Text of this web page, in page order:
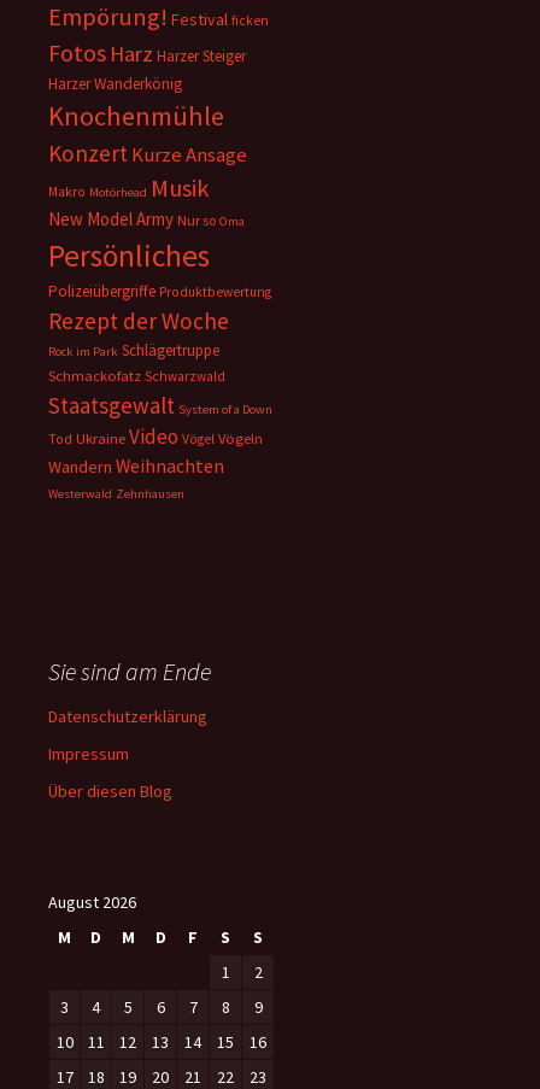
Empörung! Festival ficken
Fotos Harz Harzer Steiger
Harzer Wanderkönig
Knochenmühle
KonzertKurze Ansage
Makro Motörhead Musik
New Model Army Nur so Oma
Persönliches
Polizeiübergriffe Produktbewertung
Rezept der Woche
Rock im Park Schlägertruppe
Schmackofatz Schwarzwald
Staatsgewalt System of a Down
Tod Ukraine Video Vögel Vögeln
Wandern Weihnachten
Westerwald Zehnhausen
Sie sind am Ende
Datenschutzerklärung
Impressum
Über diesen Blog
August 2026
M
D M D F S
S
1
2
3
4 5 6 7 8
9
10
11 12 13 14 15
16
17
18 19 20 21 22 23